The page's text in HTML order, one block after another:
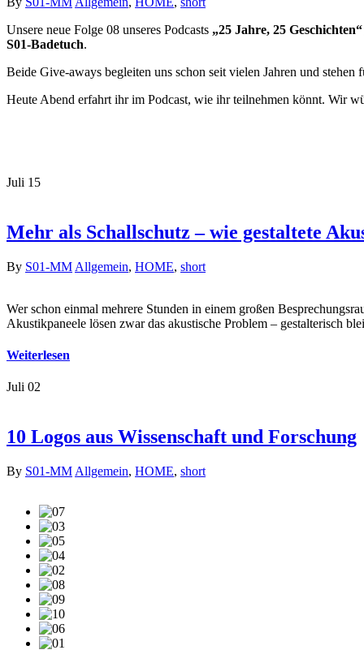
Unsere neue Folge 08 unseres Podcasts „25 Jahre, 25 Geschichten“
S01-Badetuch.
Beide Give-aways begleiten uns schon seit vielen Jahren und
Heute Abend erfahrt ihr im Podcast, wie ihr teilnehmen könnt. Wir
Juli 15
Mehr als Schallschutz – wie gestaltete
By S01-MM Allgemein, HOME, short
Wer schon einmal mehrere Stunden in einem großen
Akustikpaneele lösen zwar das akustische Problem – gestalterisch
Weiterlesen
Juli 02
10 Logos aus Wissenschaft und Forschung
By S01-MM Allgemein, HOME, short